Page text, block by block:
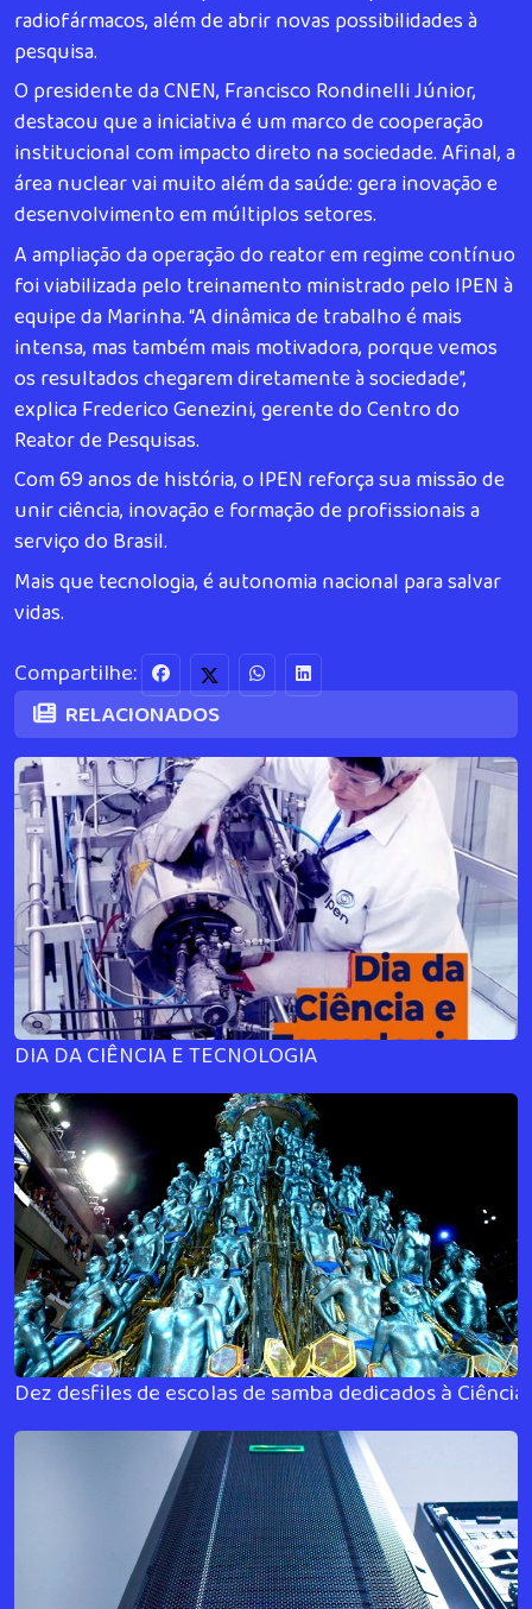
radiofármacos, além de abrir novas possibilidades à
pesquisa.
O presidente da CNEN, Francisco Rondinelli Júnior,
destacou que a iniciativa é um marco de cooperação
institucional com impacto direto na sociedade. Afinal, a
área nuclear vai muito além da saúde: gera inovação e
desenvolvimento em múltiplos setores.
A ampliação da operação do reator em regime contínuo
foi viabilizada pelo treinamento ministrado pelo IPEN à
equipe da Marinha. “A dinâmica de trabalho é mais
intensa, mas também mais motivadora, porque vemos
os resultados chegarem diretamente à sociedade”,
explica Frederico Genezini, gerente do Centro do
Reator de Pesquisas.
Com 69 anos de história, o IPEN reforça sua missão de
unir ciência, inovação e formação de profissionais a
serviço do Brasil.
Mais que tecnologia, é autonomia nacional para salvar
vidas.
Compartilhe:
RELACIONADOS
DIA DA CIÊNCIA E TECNOLOGIA
Dez desfiles de escolas de samba dedicados à